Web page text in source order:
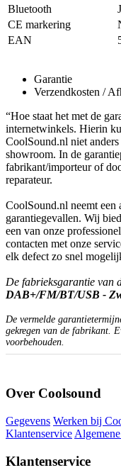
Bluetooth
CE markering
EAN
Garantie
Verzendkosten /
“Hoe staat het met de
internetwinkels. Hierin
CoolSound.nl niet
showroom. In de
fabrikant/importeur of
reparateur.
CoolSound.nl neemt een
garantiegevallen. Wij
een van onze
contacten met onze
elk defect zo snel
De fabrieksgarantie van
DAB+/FM/BT/USB -
De vermelde
gekregen van de fabrikant.
voorbehouden.
Over Coolsound
Gegevens Werken bij
Klantenservice
Klantenservice